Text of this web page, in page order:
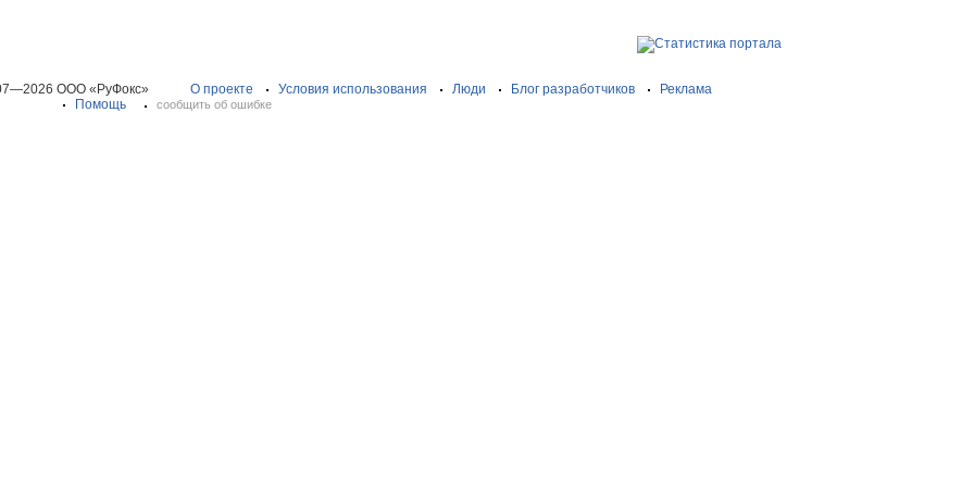
ООО «РуФокс» О проекте Условия использования Люди Блог разработчиков
Реклама
Помощь
сообщить об ошибке